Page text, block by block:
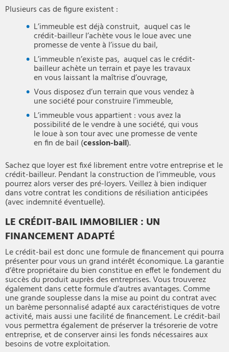
Plusieurs cas de figure existent :
L’immeuble est déjà construit, auquel cas le
crédit-bailleur l’achète vous le loue avec une
promesse de vente à l’issue du bail,
L’immeuble n’existe pas, auquel cas le crédit-
bailleur achète un terrain et paye les travaux
en vous laissant la maîtrise d’ouvrage,
Vous disposez d’un terrain que vous vendez à
une société pour construire l’immeuble,
L’immeuble vous appartient : vous avez la
possibilité de le vendre à une société, qui vous
le loue à son tour avec une promesse de vente
en fin de bail (cession-bail).
Sachez que loyer est fixé librement entre votre entreprise et le
crédit-bailleur. Pendant la construction de l’immeuble, vous
pourrez alors verser des pré-loyers. Veillez à bien indiquer
dans votre contrat les conditions de résiliation anticipées
(avec indemnité éventuelle).
LE CRÉDIT-BAIL IMMOBILIER : UN
FINANCEMENT ADAPTÉ
Le crédit-bail est donc une formule de financement qui pourra
présenter pour vous un grand intérêt économique. La garantie
d’être propriétaire du bien constitue en effet le fondement du
succès du produit auprès des entreprises. Vous trouverez
également dans cette formule d’autres avantages. Comme
une grande souplesse dans la mise au point du contrat avec
un barème personnalisé adapté aux caractéristiques de votre
activité, mais aussi une facilité de financement. Le crédit-bail
vous permettra également de préserver la trésorerie de votre
entreprise, et de conserver ainsi les fonds nécessaires aux
besoins de votre exploitation.